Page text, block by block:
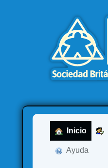
Inicio
Ayuda